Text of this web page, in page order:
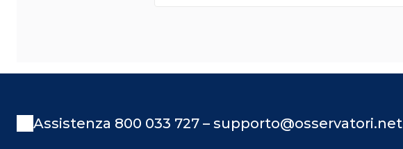
Assistenza 800 033 727 – supporto@osservatori.net